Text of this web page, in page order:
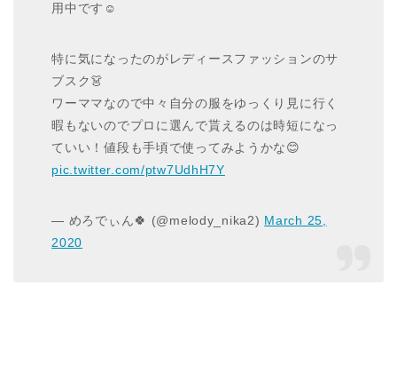
用中です☺️
特に気になったのがレディースファッションのサ
ブスク👗
ワーママなので中々自分の服をゆっくり見に行く
暇もないのでプロに選んで貰えるのは時短になっ
ていい！値段も手頃で使ってみようかな😊
pic.twitter.com/ptw7UdhH7Y
— めろでぃん🍀 (@melody_nika2) March 25,
2020